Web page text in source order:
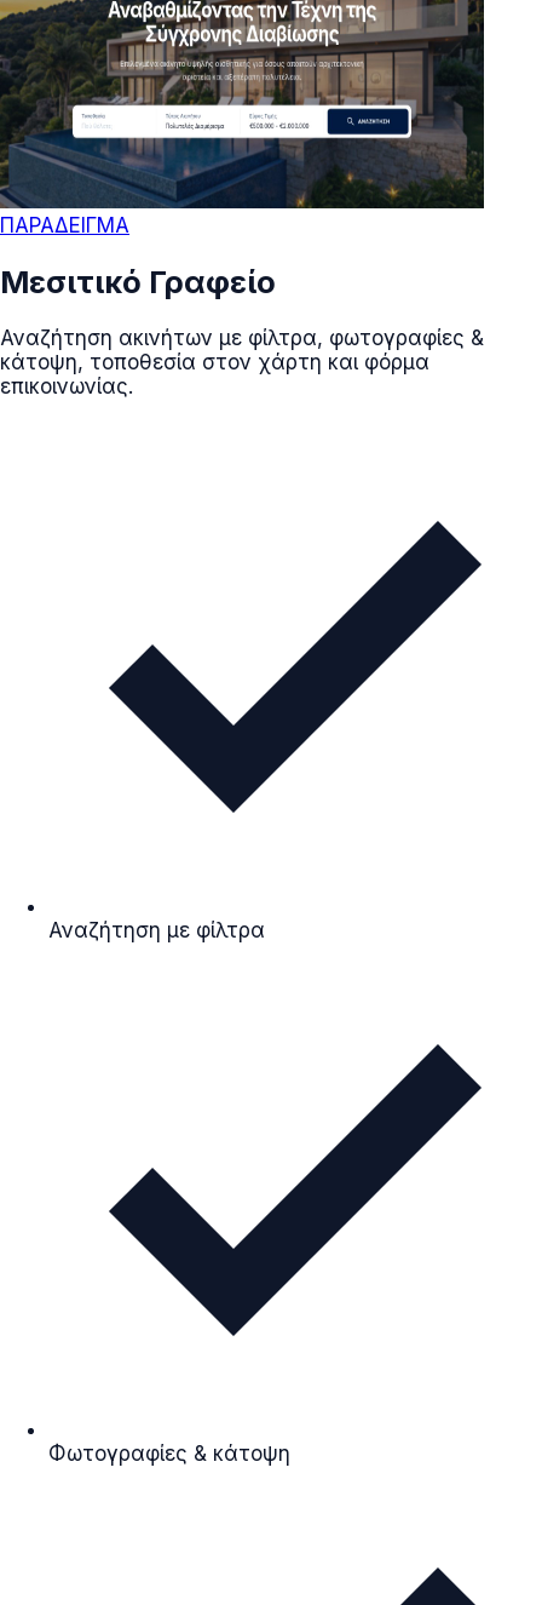
ΠΑΡΑΔΕΙΓΜΑ
Μεσιτικό Γραφείο
Αναζήτηση ακινήτων με φίλτρα, φωτογραφίες &
κάτοψη, τοποθεσία στον χάρτη και φόρμα
επικοινωνίας.
Αναζήτηση με φίλτρα
Φωτογραφίες & κάτοψη